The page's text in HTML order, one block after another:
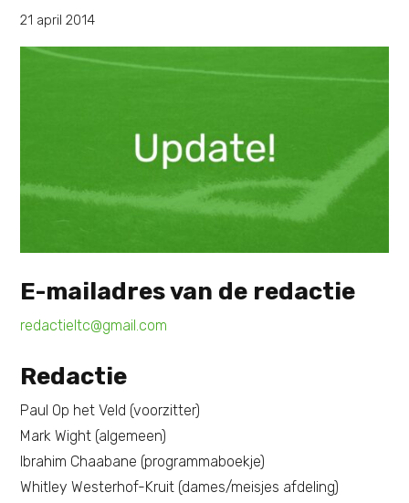
21 april 2014
E-mailadres van de redactie
redactieltc@gmail.com
Redactie
Paul Op het Veld (voorzitter)
Mark Wight (algemeen)
Ibrahim Chaabane (programmaboekje)
Whitley Westerhof-Kruit (dames/meisjes afdeling)